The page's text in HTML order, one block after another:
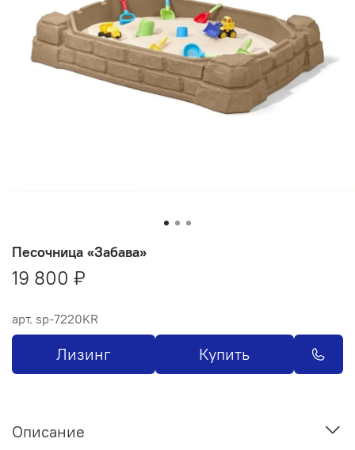
арт. sp-7220KR
Песочница «Забава»
19 800 ₽
Лизинг Купить
Описание